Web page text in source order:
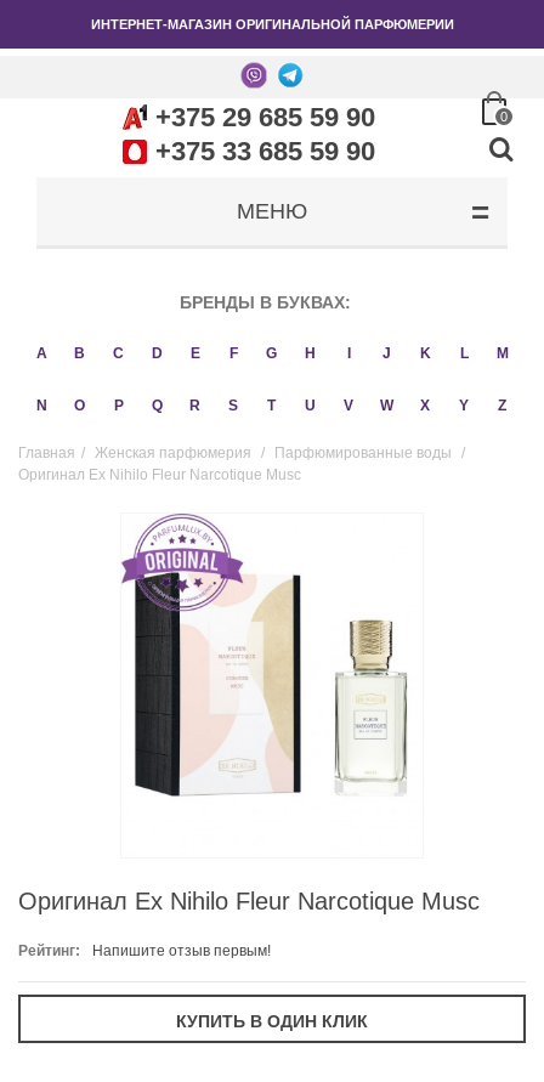
ИНТЕРНЕТ-МАГАЗИН ОРИГИНАЛЬНОЙ ПАРФЮМЕРИИ
+375 29 685 59 90
+375 33 685 59 90
0
МЕНЮ
БРЕНДЫ В БУКВАХ:
A B C D E F G H J K L M
N O P Q R S T U V W X Y Z
Главная / Женская парфюмерия / Парфюмированные воды
/
Оригинал Ex Nihilo Fleur Narcotique Musc
Оригинал Ex Nihilo Fleur Narcotique Musc
Рейтинг: Напишите отзыв первым!